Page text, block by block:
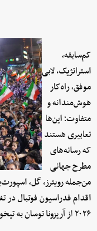
کم‌سابقه،
استراتژیک، لابی
موفق، راه‌کار
هوش‌مندانه و
متفاوت؛ این‌ها
تعابیری هستند
که رسانه‌های
مطرح جهانی
من‌جمله رویترز، گل،
اقدام فدراسیون فوتبال در
۲۰۲۶ از آریزونا توسان به تیخوانا مکزیک نسبت داده‌اند.